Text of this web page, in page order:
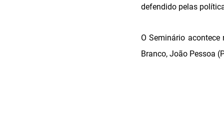
defendido pelas
O Seminário
Branco, João Pessoa